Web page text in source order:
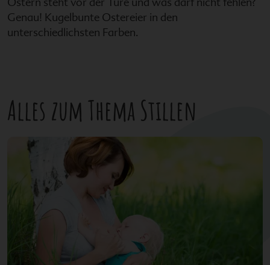
Genau! Kugelbunte Ostereier in den
unterschiedlichsten Farben.
Alles zum Thema Stillen